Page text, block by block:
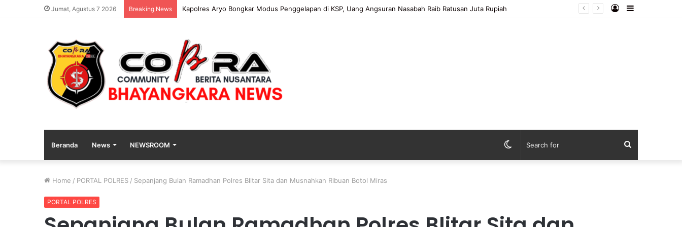
Jumat, Agustus 7 2026 Breaking News Kapolres Aryo Bongkar Modus Penggelapan di KSP, Uang Angsuran Nasabah Raib Ratusan Juta Rupiah Sidebar
Log
Beranda News NEWSROOM Search
Switch
Home / PORTAL POLRES / Sepanjang Bulan Ramadhan Polres Blitar Sita dan Musnahkan Ribuan Botol Miras
PORTAL POLRES